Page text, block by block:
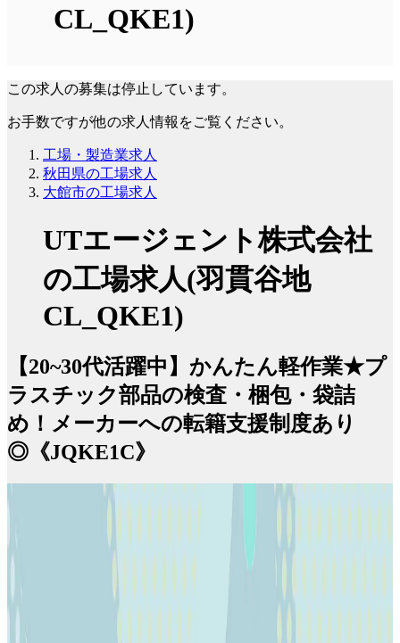
CL_QKE1)
この求人の募集は停止しています。
お手数ですが他の求人情報をご覧ください。
工場・製造業求人
秋田県の工場求人
大館市の工場求人
UTエージェント株式会社
の工場求人(羽貫谷地
CL_QKE1)
【20~30代活躍中】かんたん軽作業★プ
ラスチック部品の検査・梱包・袋詰
め！メーカーへの転籍支援制度あり
◎《JQKE1C》